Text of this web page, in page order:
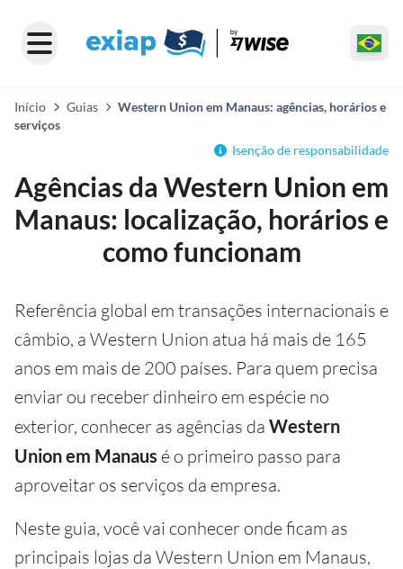
Início Guias
Western Union em Manaus: agências, horários e
serviços
Isenção de responsabilidade
Agências da Western Union em
Manaus: localização, horários e
como funcionam
Referência global em transações internacionais e
câmbio, a Western Union atua há mais de 165
anos em mais de 200 países. Para quem precisa
enviar ou receber dinheiro em espécie no
exterior, conhecer as agências da Western
Union em Manaus é o primeiro passo para
aproveitar os serviços da empresa.
Neste guia, você vai conhecer onde ficam as
principais lojas da Western Union em Manaus,